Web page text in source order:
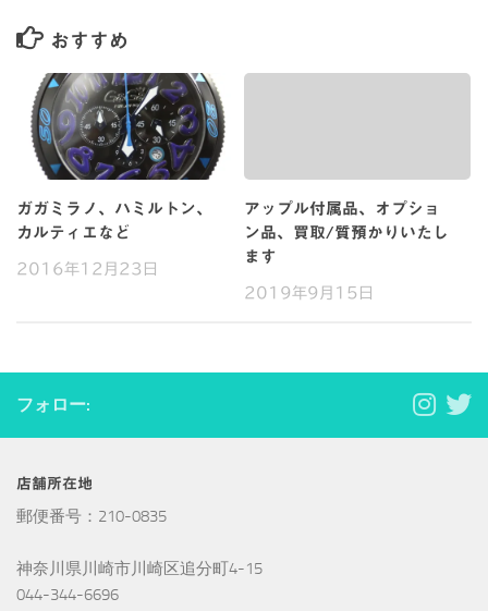
おすすめ
ガガミラノ、ハミルトン、
カルティエなど
2016年12月23日
アップル付属品、オプショ
ン品、買取/質預かりいたし
ます
2019年9月15日
フォロー:
店舗所在地
郵便番号：210-0835
神奈川県川崎市川崎区追分町4-15
044-344-6696